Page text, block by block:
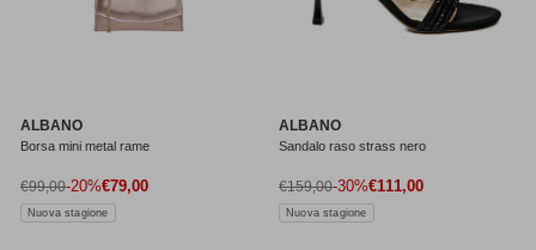
ALBANO
Borsa mini metal rame
Prezzo di vendita
€79,00
Prezzo normale
€99,00-20%
Nuova stagione
ALBANO
Sandalo raso strass nero
Prezzo di vendita
€111,00
Prezzo normale
€159,00-30%
Nuova stagione